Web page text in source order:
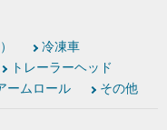
冷凍車
トレーラーヘッド
ームロール その他